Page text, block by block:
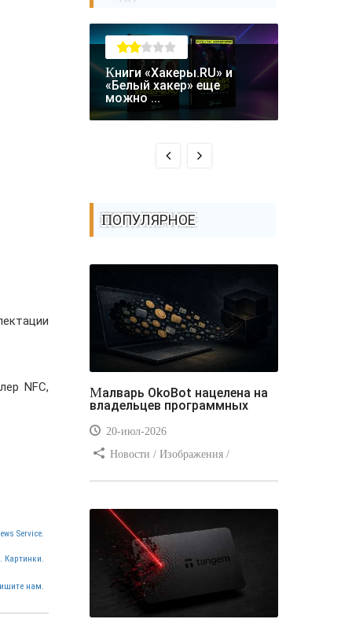
NFC,
Service.
Картинки.
нам.
Книги «Хакеры.RU» и
«Белый хакер» еще
можно ...
ПОПУЛЯРНОЕ
Малварь OkoBot нацелена на
владельцев программных
20-июл-2026
Новости / Изображения /
Самоучитель CSS / Линии и рамки /
Видео уроки / Заработок